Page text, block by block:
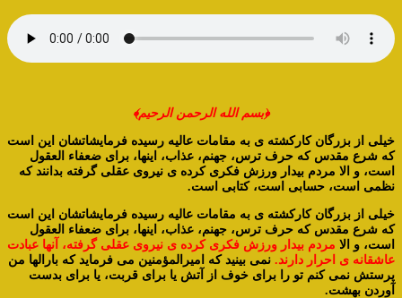
﴿بسم الله الرحمن الرحیم﴾
خیلی از بزرگان کارکشته ی به مقامات عالیه رسیده فرمایشاتشان این است
که شرع مقدس که حرف ترس، جهنم، عذاب، اینها، برای ضعفاء العقول
است، و الا مردم بیدار ورزش فکری کرده ی نیروی عقلی گرفته بدانند که
نظمی است، حسابی است، کتابی است.
خیلی از بزرگان کارکشته ی به مقامات عالیه رسیده فرمایشاتشان این است
که شرع مقدس که حرف ترس، جهنم، عذاب، اینها، برای ضعفاء العقول
است، و الا مردم بیدار ورزش فکری کرده ی نیروی عقلی گرفته، آنها عبادت
عاشقانه ی احرار دارند. نمی بینید که امیرالمؤمنین می فرماید که بارالها من
پرستش نمی کنم تو را برای خوف از آتش یا برای قربت، یا برای بدست
آوردن بهشت.